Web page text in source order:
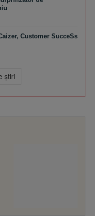
Customer SucceSs
ştiri